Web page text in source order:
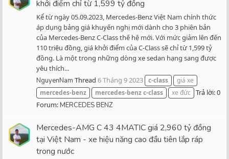
khởi điểm chỉ từ 1,599 tỷ đồng
Kể từ ngày 05.09.2023, Mercedes-Benz Việt Nam chính thức
áp dụng bảng giá khuyến nghị mới dành cho 3 phiên bản
của Mercedes-Benz C-Class thế hệ mới. Với mức giảm lên đến
110 triệu đồng, giá khởi điểm của C-Class sẽ chỉ từ 1,599 tỷ
đồng. Là một trong những dòng xe sedan hạng sang được
yêu thích...
NguyenNam Thread 6 Tháng 9 2023 c-class
giá xe
mercedes-benz
mercedes-benzc-class xe đức
Trả lời: 0
Forum:MERCEDES BENZ
Mercedes-AMG C 43 4MATIC giá 2,960 tỷ đồng
tại Việt Nam - xe hiệu năng cao đầu tiên lắp ráp
trong nước